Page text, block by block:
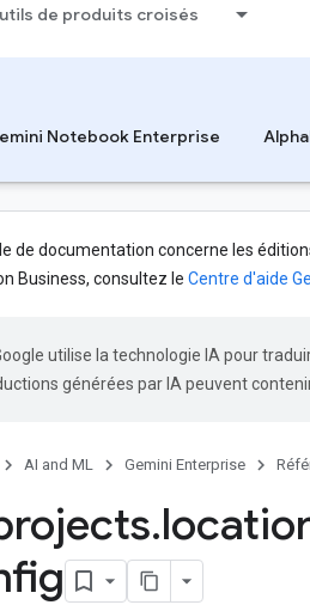
de produits croisés
Notebook Enterprise
de documentation concerne les
Business, consultez le Centre d'aide
utilise la technologie IA pour
générées par IA peuvent
AI and ML Gemini Enterprise
.